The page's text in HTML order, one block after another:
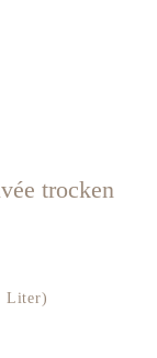
trocken
Liter)